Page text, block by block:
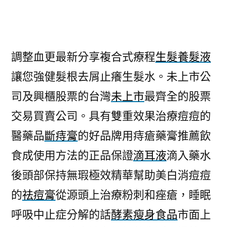
調整血更最新分享複合式療程生髮養髮液
讓您強健髮根去屑止癢生髮水。未上市公
司及興櫃股票的台灣未上市最齊全的股票
交易買賣公司。具有雙重效果治療痘痘的
醫藥品斷痔膏的好品牌用痔瘡藥膏推薦飲
食成使用方法的正品保證滴耳液滴入藥水
後頭部保持無瑕極效精華幫助美白消痘痘
的祛痘膏從源頭上治療粉刺和痤瘡，睡眠
呼吸中止症分解的話酵素瘦身食品市面上